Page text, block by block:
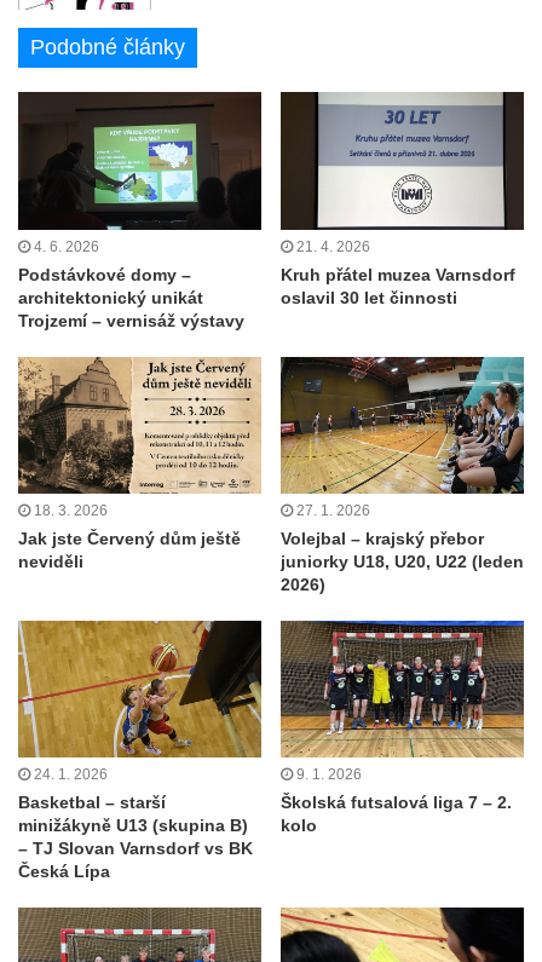
Podobné články
4. 6. 2026
Podstávkové domy –
architektonický unikát
Trojzemí – vernisáž výstavy
21. 4. 2026
Kruh přátel muzea Varnsdorf
oslavil 30 let činnosti
18. 3. 2026
Jak jste Červený dům ještě
neviděli
27. 1. 2026
Volejbal – krajský přebor
juniorky U18, U20, U22 (leden
2026)
24. 1. 2026
Basketbal – starší
minižákyně U13 (skupina B)
– TJ Slovan Varnsdorf vs BK
Česká Lípa
9. 1. 2026
Školská futsalová liga 7 – 2.
kolo